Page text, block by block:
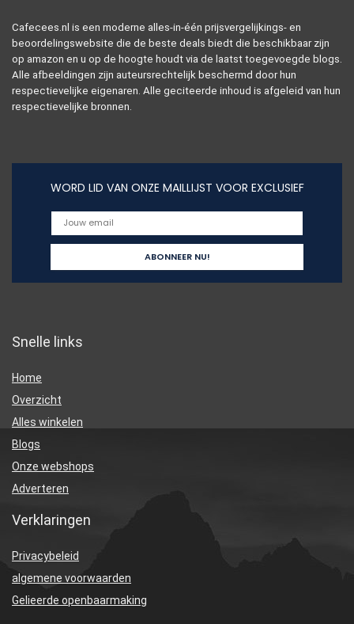
Cafecees.nl is een moderne alles-in-één prijsvergelijkings- en
beoordelingswebsite die de beste deals biedt die beschikbaar zijn
op amazon en u op de hoogte houdt via de laatst toegevoegde blogs.
Alle afbeeldingen zijn auteursrechtelijk beschermd door hun
respectievelijke eigenaren. Alle geciteerde inhoud is afgeleid van hun
respectievelijke bronnen.
WORD LID VAN ONZE MAILLIJST VOOR EXCLUSIEF
Snelle links
Home
Overzicht
Alles winkelen
Blogs
Onze webshops
Adverteren
Verklaringen
Privacybeleid
algemene voorwaarden
Gelieerde openbaarmaking